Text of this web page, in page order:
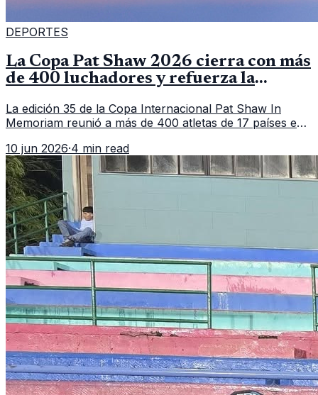
DEPORTES
La Copa Pat Shaw 2026 cierra con más
de 400 luchadores y refuerza la
La edición 35 de la Copa Internacional Pat Shaw In
Memoriam reunió a más de 400 atletas de 17 países en
delegación nacional, según el balance oficial de CDAG.
10 jun 2026·4 min read